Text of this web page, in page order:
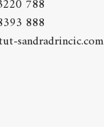
788
888
sandradrincic.com